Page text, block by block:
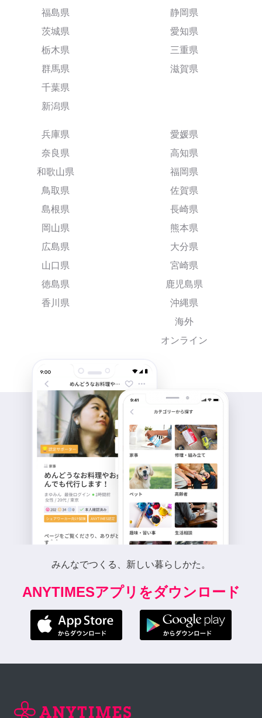
福島県
茨城県
栃木県
群馬県
千葉県
新潟県
静岡県
愛知県
三重県
滋賀県
兵庫県
奈良県
和歌山県
鳥取県
島根県
岡山県
広島県
山口県
徳島県
香川県
愛媛県
高知県
福岡県
佐賀県
長崎県
熊本県
大分県
宮崎県
鹿児島県
沖縄県
海外
オンライン
みんなでつくる、新しい暮らしかた。
ANYTIMESアプリをダウンロード